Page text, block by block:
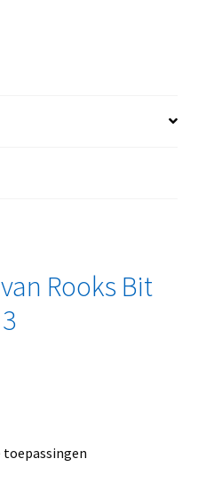
Rooks Bit
toepassingen